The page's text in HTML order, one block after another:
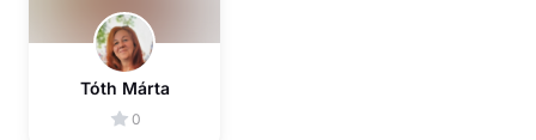
Tóth Márta
0